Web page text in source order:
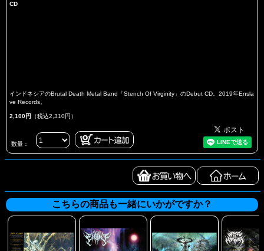
CD
インドネシアのBrutal Death Metal Band「Stench Of Virginity」のDebut CD。2019年Ensla
ve Records。
2,100円 （税込2,310円）
数量：
こちらの商品も一緒にいかがですか？